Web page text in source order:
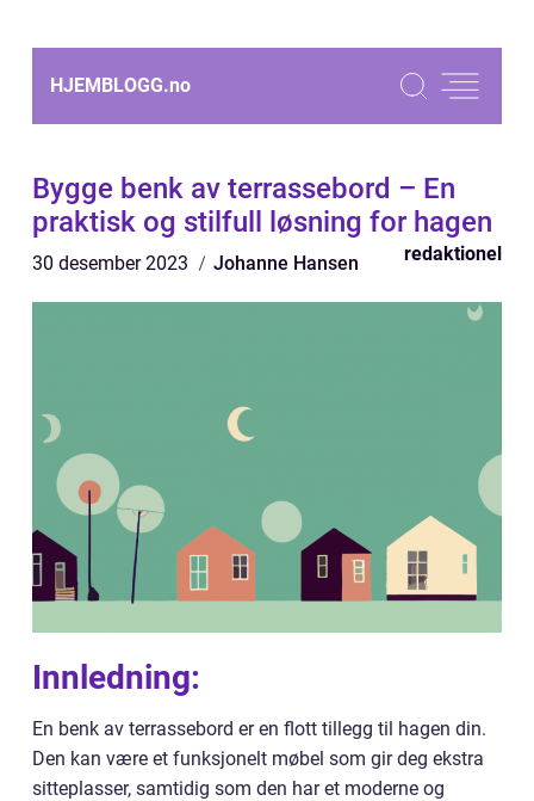
HJEMBLOGG.no
Bygge benk av terrassebord – En
praktisk og stilfull løsning for hagen
30 desember 2023 Johanne Hansen redaktionel
Innledning:
En benk av terrassebord er en flott tillegg til hagen din.
Den kan være et funksjonelt møbel som gir deg ekstra
sitteplasser, samtidig som den har et moderne og